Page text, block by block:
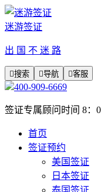
迷游签证
出 国 不 迷 路
搜索 导航 客服
400-909-6669
签证专属顾问时间 8：
首页
签证预约
美国签证
日本签证
泰国签证